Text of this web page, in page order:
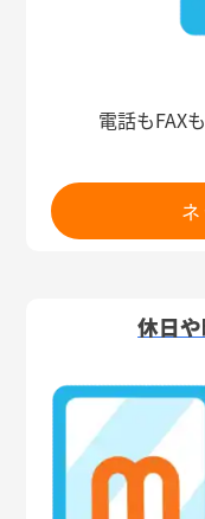
電話もFAX
休日